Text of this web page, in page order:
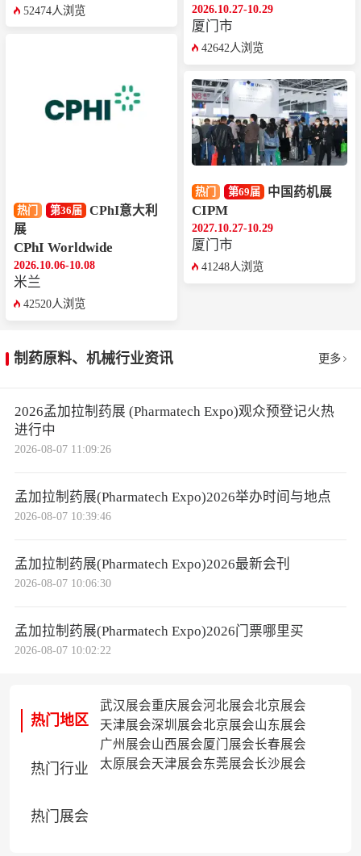
52474人浏览
热门 第36届
CPhI意大利
展
CPhI Worldwide
2026.10.06-10.08
米兰
42520人浏览
2026.10.27-10.29
厦门市
42642人浏览
热门 第69届 中国药机展
CIPM
2027.10.27-10.29
厦门市
41248人浏览
制药原料、机械行业资讯 更多
2026孟加拉制药展 (Pharmatech Expo)观众预登记火热
进行中
2026-08-07 11:09:26
孟加拉制药展(Pharmatech Expo)2026举办时间与地点
2026-08-07 10:39:46
孟加拉制药展(Pharmatech Expo)2026最新会刊
2026-08-07 10:06:30
孟加拉制药展(Pharmatech Expo)2026门票哪里买
2026-08-07 10:02:22
热门地区
热门行业
热门展会
武汉展会重庆展会河北展会北京展会
天津展会深圳展会北京展会山东展会
广州展会山西展会厦门展会长春展会
太原展会天津展会东莞展会长沙展会